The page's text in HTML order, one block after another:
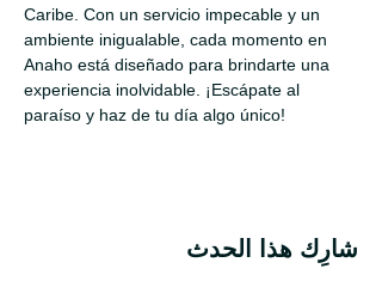
Caribe. Con un servicio impecable y un
ambiente inigualable, cada momento en
Anaho está diseñado para brindarte una
experiencia inolvidable. ¡Escápate al
paraíso y haz de tu día algo único!
شارِك هذا الحدث